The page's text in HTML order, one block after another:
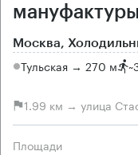
мануфактуры
Москва,
Тульская → 270 м ~
1.99 км → улица
Площади